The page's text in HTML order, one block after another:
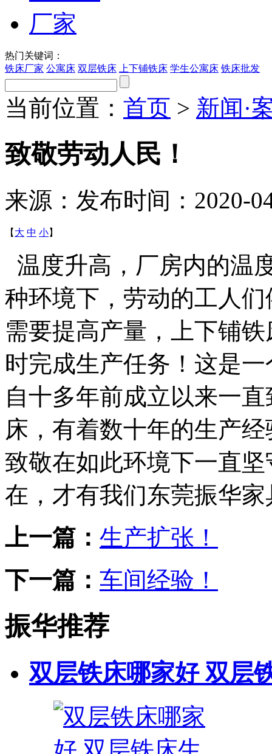
热门关键词：
铁床厂家 公寓床 双层铁床 上下铺铁床 学生公寓床 铁床批发
当前位置： 首页 > 新闻·
致敬劳动人民！
来源： 发布时间：2020-
【 大 中 小】
温度升高，厂房内的温
种环境下，劳动的工人
需要提高产量，上下铺
时完成生产任务！这是
自十多年前成立以来一
床，有着数十年的生产
致敬在如此环境下一直
在，才有我们东莞振华
上一篇： 生产扩张！
下一篇： 车间经验！
振华推荐
双层铁床哪家好 双层